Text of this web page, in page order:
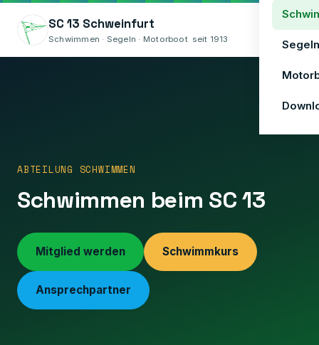
SC 13 Schweinfurt
Schwimmen · Segeln · Motorboot seit 1913 Segeln
❮
ABTEILUNG SCHWIMMEN
Schwimmen beim SC 13
Mitglied werden Schwimmkurs
Ansprechpartner